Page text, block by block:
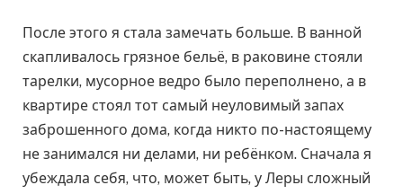
После этого я стала замечать больше. В ванной
скапливалось грязное бельё, в раковине стояли
тарелки, мусорное ведро было переполнено, а в
квартире стоял тот самый неуловимый запах
заброшенного дома, когда никто по-настоящему
не занимался ни делами, ни ребёнком. Сначала я
убеждала себя, что, может быть, у Леры сложный